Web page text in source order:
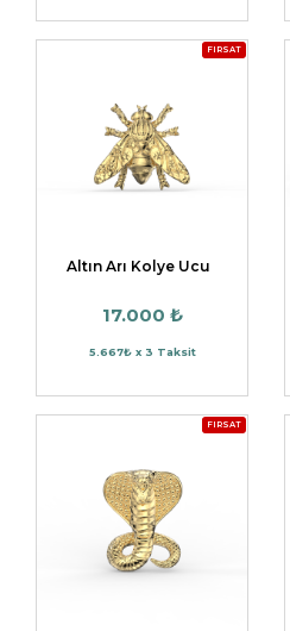
FIRSAT
Altın Arı Kolye Ucu
17.000 ₺
5.667₺ x 3 Taksit
FIRSAT